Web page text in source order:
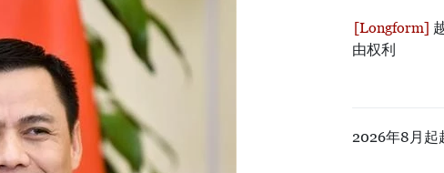
由权利
2026年8月起